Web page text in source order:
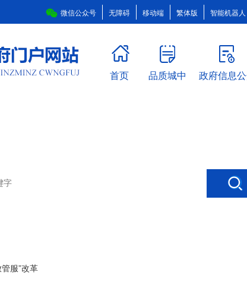
微信公众号 无障碍 移动端 繁体版 智能机器人
首页 品质城中 政府信息
服”改革